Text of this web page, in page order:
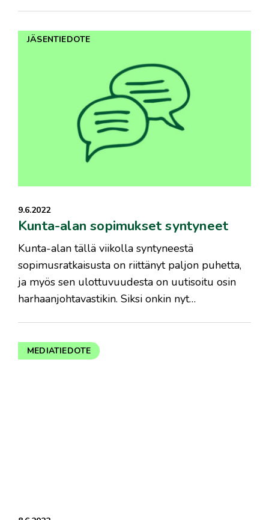
JÄSENTIEDOTE
9.6.2022
Kunta-alan sopimukset syntyneet
​Kunta-alan tällä viikolla syntyneestä
sopimusratkaisusta on riittänyt paljon puhetta,
ja myös sen ulottuvuudesta on uutisoitu osin
harhaanjohtavastikin. Siksi onkin nyt…
MEDIATIEDOTE